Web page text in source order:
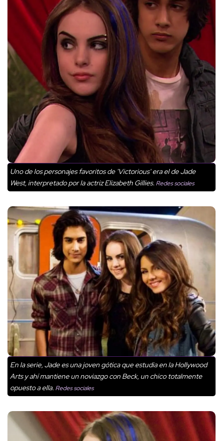
Uno de los personajes favoritos de 'Victorious' era el de Jade
West, interpretado por la actriz Elizabeth Gillies. Redes sociales
En la serie, Jade es una joven gótica que estudia en la Hollywood
Arts y ahí mantiene un noviazgo con Beck, un chico totalmente
opuesto a ella. Redes sociales